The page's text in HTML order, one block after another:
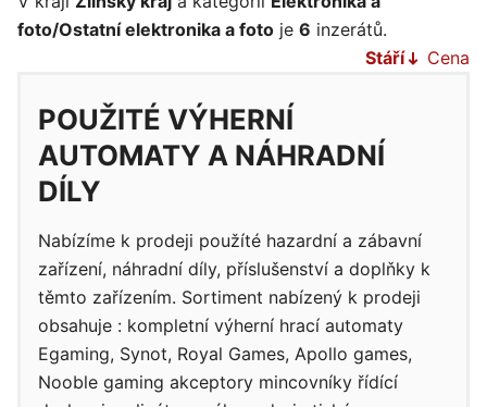
foto/Ostatní elektronika a foto je 6 inzerátů.
Stáří
Cena
POUŽITÉ VÝHERNÍ
AUTOMATY A NÁHRADNÍ
DÍLY
Nabízíme k prodeji použíté hazardní a zábavní
zařízení, náhradní díly, příslušenství a doplňky k
těmto zařízením. Sortiment nabízený k prodeji
obsahuje : kompletní výherní hrací automaty
Egaming, Synot, Royal Games, Apollo games,
Nooble gaming akceptory mincovníky řídící